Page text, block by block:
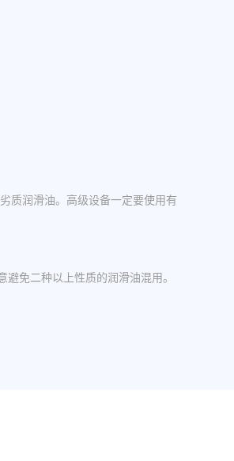
质润滑油。高级设备一定要使用有
免二种以上性质的润滑油混用。
损坏，换油时检查箱体内是否有